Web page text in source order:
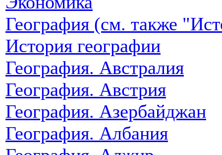
География (см. также
История географии
География. Австралия
География. Австрия
География. Азербайджан
География. Албания